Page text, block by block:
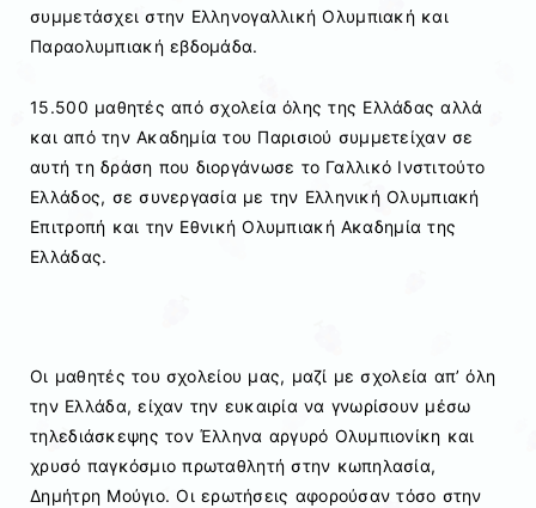
συμμετάσχει στην Ελληνογαλλική Ολυμπιακή και
Παραολυμπιακή εβδομάδα.
15.500 μαθητές από σχολεία όλης της Ελλάδας αλλά
και από την Ακαδημία του Παρισιού συμμετείχαν σε
αυτή τη δράση που διοργάνωσε το Γαλλικό Ινστιτούτο
Ελλάδος, σε συνεργασία με την Ελληνική Ολυμπιακή
Επιτροπή και την Εθνική Ολυμπιακή Ακαδημία της
Ελλάδας.
Οι μαθητές του σχολείου μας, μαζί με σχολεία απ’ όλη
την Ελλάδα, είχαν την ευκαιρία να γνωρίσουν μέσω
τηλεδιάσκεψης τον Έλληνα αργυρό Ολυμπιονίκη και
χρυσό παγκόσμιο πρωταθλητή στην κωπηλασία,
Δημήτρη Μούγιο. Οι ερωτήσεις αφορούσαν τόσο στην